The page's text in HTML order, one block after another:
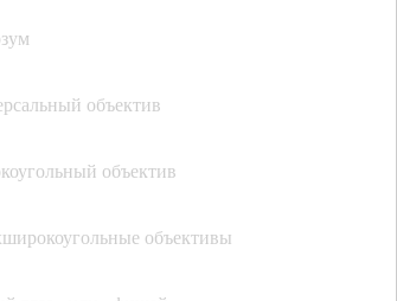
объектив
объектив
объективы